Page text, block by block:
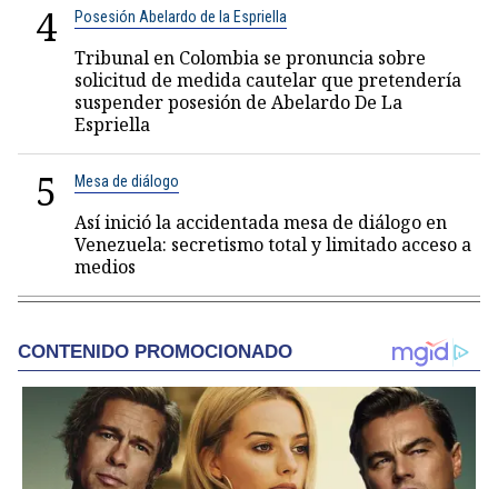
4 Posesión Abelardo de la Espriella
Tribunal en Colombia se pronuncia sobre
solicitud de medida cautelar que pretendería
suspender posesión de Abelardo De La
Espriella
5 Mesa de diálogo
Así inició la accidentada mesa de diálogo en
Venezuela: secretismo total y limitado acceso a
medios